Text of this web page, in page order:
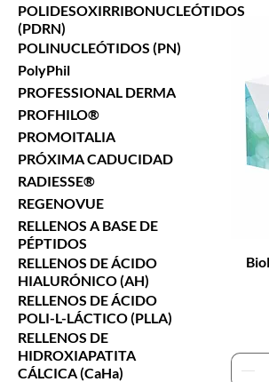
POLIDESOXIRRIBONUCLEÓTIDOS
(PDRN)
POLINUCLEÓTIDOS (PN)
PolyPhil
PROFESSIONAL DERMA
PROFHILO®
PROMOITALIA
PRÓXIMA CADUCIDAD
RADIESSE®
REGENOVUE
RELLENOS A BASE DE
PÉPTIDOS
RELLENOS DE ÁCIDO
HIALURÓNICO (AH)
RELLENOS DE ÁCIDO
POLI-L-LÁCTICO (PLLA)
RELLENOS DE
HIDROXIAPATITA
CÁLCICA (CaHa)